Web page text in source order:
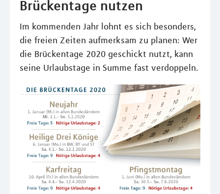
Brückentage nutzen
Im kommenden Jahr lohnt es sich besonders,
die freien Zeiten aufmerksam zu planen: Wer
die Brückentage 2020 geschickt nutzt, kann
seine Urlaubstage in Summe fast verdoppeln.